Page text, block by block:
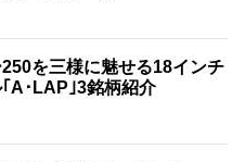
を三様に魅せる18インチ
A･LAP｣3銘柄紹介